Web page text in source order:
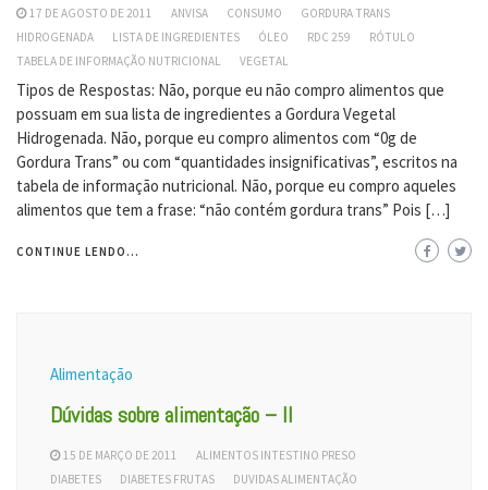
17 DE AGOSTO DE 2011 ANVISA CONSUMO
GORDURA TRANS
HIDROGENADA
LISTA DE INGREDIENTES ÓLEO RDC 259
RÓTULO
TABELA DE INFORMAÇÃO NUTRICIONAL
VEGETAL
Tipos de Respostas: Não, porque eu não compro alimentos que
possuam em sua lista de ingredientes a Gordura Vegetal
Hidrogenada. Não, porque eu compro alimentos com “0g de
Gordura Trans” ou com “quantidades insignificativas”, escritos na
tabela de informação nutricional. Não, porque eu compro aqueles
alimentos que tem a frase: “não contém gordura trans” Pois […]
CONTINUE LENDO...
Alimentação
Dúvidas sobre alimentação – II
15 DE MARÇO DE 2011
ALIMENTOS INTESTINO PRESO
DIABETES
DIABETES FRUTAS DUVIDAS ALIMENTAÇÃO